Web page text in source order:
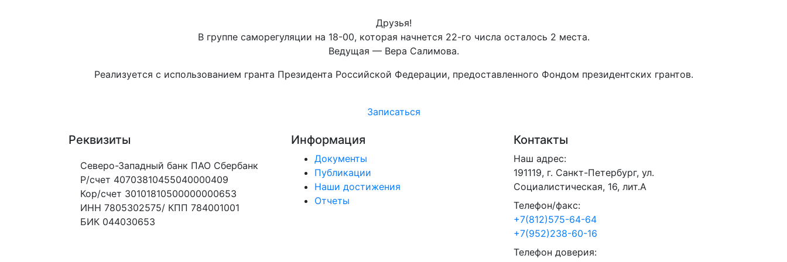
Друзья!
В группе саморегуляции на 18-00, которая начнется 22-го числа осталось 2 места.
Ведущая — Вера Салимова.
Реализуется с использованием гранта Президента Российской Федерации, предоставленного Фондом президентских грантов.
Записаться
Реквизиты
Северо-Западный банк ПАО Сбербанк
Р/счет 40703810455040000409
Кор/счет 30101810500000000653
ИНН 7805302575/ КПП 784001001
БИК 044030653
Информация
Документы
Публикации
Наши достижения
Отчеты
Контакты
Наш адрес:
191119, г. Санкт-Петербург, ул.
Социалистическая, 16, лит.А
Телефон/факс:
+7(812)575-64-64
+7(952)238-60-16
Телефон доверия: